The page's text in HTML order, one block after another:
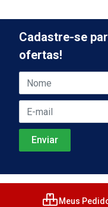
Cadastre-se
ofertas!
Meus